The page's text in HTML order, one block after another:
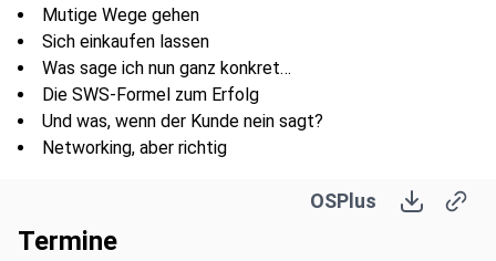
Mutige Wege gehen
Sich einkaufen lassen
Was sage ich nun ganz konkret…
Die SWS-Formel zum Erfolg
Und was, wenn der Kunde nein sagt?
Networking, aber richtig
#Wertpapire #Wertpapiergeschäft #Kapitalanlage
OSPlus
Termine